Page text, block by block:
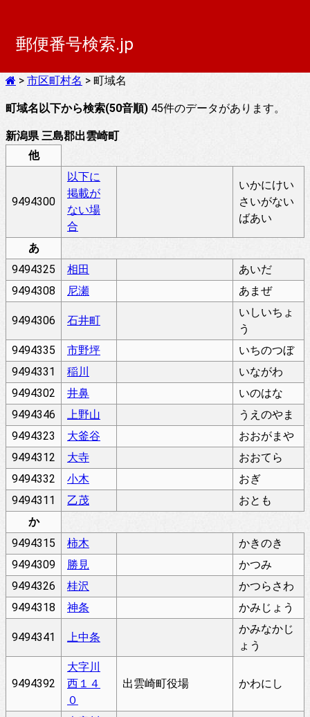
郵便番号検索.jp
> 市区町村名 > 町域名
町域名以下から検索(50音順) 45件のデータがあります。
新潟県 三島郡出雲崎町
他
9494300
以下に
掲載が
ない場
合
いかにけい
さいがない
ばあい
あ
9494325
相田
あいだ
9494308
尼瀬 あまぜ
9494306 石井町
いしいちょ
う
9494335
市野坪
いちのつぼ
9494331
稲川
いながわ
9494302
井鼻
いのはな
9494346
上野山
うえのやま
9494323
大釜谷
おおがまや
9494312
大寺
おおてら
9494332
小木
おぎ
9494311
乙茂
おとも
か
9494315
柿木
かきのき
9494309
勝見
かつみ
9494326
桂沢
かつらさわ
9494318
神条 かみじょう
9494341 上中条
かみなかじ
ょう
9494392
大字川
西１４
０
出雲崎町役場 かわにし